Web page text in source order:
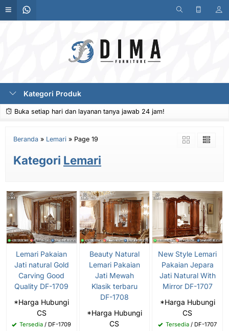
Kategori Produk
Buka setiap hari dan layanan tanya jawab 24 jam!
Beranda » Lemari » Page 19
Kategori Lemari
Lemari Pakaian
Jati natural Gold
Carving Good
Quality DF-1709
*Harga Hubungi
CS
Tersedia / DF-1709
Beauty Natural
Lemari Pakaian
Jati Mewah
Klasik terbaru
DF-1708
*Harga Hubungi
CS
New Style Lemari
Pakaian Jepara
Jati Natural With
Mirror DF-1707
*Harga Hubungi
CS
Tersedia / DF-1707